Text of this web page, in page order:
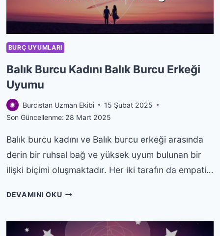
BURÇ UYUMLARI
Balık Burcu Kadını Balık Burcu Erkeği
Uyumu
Burcistan Uzman Ekibi
15 Şubat 2025
Son Güncellenme: 28 Mart 2025
Balık burcu kadını ve Balık burcu erkeği arasında
derin bir ruhsal bağ ve yüksek uyum bulunan bir
ilişki biçimi oluşmaktadır. Her iki tarafın da empati…
DEVAMINI OKUBALIK
BALIK